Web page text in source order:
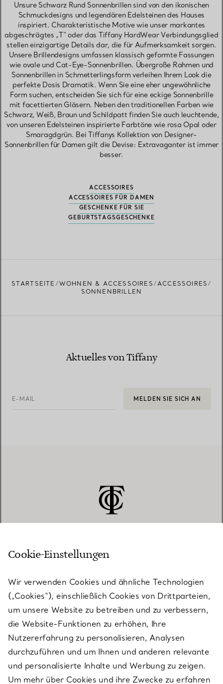
Unsure Schwarz Rund Sonnenbrillen sind von den ikonischen
Schmuckdesigns und legendären Edelsteinen des Hauses
inspiriert. Charakteristische Motive wie unser markantes
abgeschrägtes „T“ oder das Tiffany HardWear Verbindungsglied
stellen einzigartige Details dar, die für Aufmerksamkeit sorgen.
Unsere Brillendesigns umfassen klassisch geformte Fassungen
wie ovale und Cat-Eye-Sonnenbrillen. Übergroße Rahmen und
Sonnenbrillen in Schmetterlingsform verleihen Ihrem Look die
perfekte Dosis Dramatik. Wenn Sie eine eher ungewöhnliche
Form suchen, entscheiden Sie sich für eine eckige Sonnenbrille
mit facettierten Gläsern. Neben den traditionellen Farben wie
Schwarz, Weiß, Braun und Schildpatt finden Sie auch leuchtende,
von unseren Edelsteinen inspirierte Farbtöne wie rosa Opal oder
Smaragdgrün. Bei Tiffanys Kollektion von Designer-
Sonnenbrillen für Damen gilt die Devise: Extravaganter ist immer
besser.
ACCESSOIRES
ACCESSOIRES FÜR DAMEN
GESCHENKE FÜR SIE
GEBURTSTAGSGESCHENKE
STARTSEITE WOHNEN & ACCESSOIRES
ACCESSOIRES
SONNENBRILLEN
Aktuelles von Tiffany
E-MAIL MELDEN SIE SICH AN
KUNDENSERVICE
SERVICES
ÜBER TIFFANY & CO.
RECHTLICHE HINWEISE
Cookie-Einstellungen
Wir verwenden Cookies und ähnliche Technologien
(„Cookies“), einschließlich Cookies von Drittparteien,
um unsere Website zu betreiben und zu verbessern,
die Website-Funktionen zu erhöhen, Ihre
Nutzererfahrung zu personalisieren, Analysen
durchzuführen und um Ihnen und anderen relevante
und personalisierte Inhalte und Werbung zu zeigen.
Um mehr über Cookies und ihre Zwecke zu erfahren